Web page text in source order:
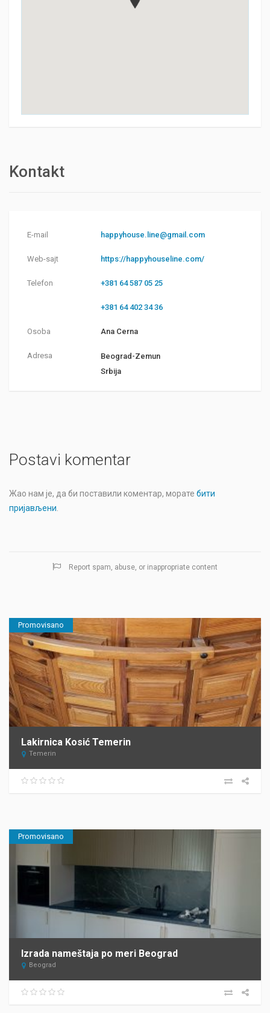
Kontakt
E-mail happyhouse.line@gmail.com
Web-sajt https://happyhouseline.com/
Telefon +381 64 587 05 25
+381 64 402 34 36
Osoba Ana Cerna
Adresa
Beograd-Zemun
Srbija
Postavi komentar
Жао нам је, да би поставили коментар, морате бити
пријављени
Report spam, abuse, or inappropriate content
Promovisano
Lakirnica Kosić Temerin
Temerin
Promovisano
Izrada nameštaja po meri Beograd
Beograd